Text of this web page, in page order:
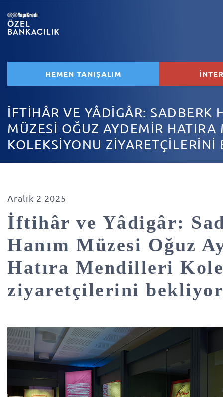
HEMEN TANIŞALIM
İFTİHÂR VE YÂDİGÂR: SADBERK
MÜZESİ OĞUZ AYDEMİR HATIRA
KOLEKSİYONU ZİYARETÇİLERİNİ
Aralık 2 2025
İftihâr ve Yâdigâr:
Hanım Müzesi Oğuz
Hatıra Mendilleri
ziyaretçilerini bekliyor